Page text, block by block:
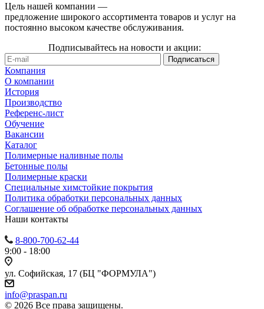
Цель нашей компании —
предложение широкого ассортимента товаров и услуг на
постоянно высоком качестве обслуживания.
Подписывайтесь на новости и акции:
Компания
О компании
История
Производство
Референс-лист
Обучение
Вакансии
Каталог
Полимерные наливные полы
Бетонные полы
Полимерные краски
Специальные химстойкие покрытия
Политика обработки персональных данных
Cоглашение об обработке персональных данных
Наши контакты
8-800-700-62-44
9:00 - 18:00
ул. Софийская, 17 (БЦ "ФОРМУЛА")
info@praspan.ru
© 2026 Все права защищены.